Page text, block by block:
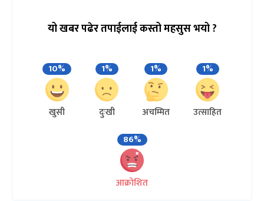
यो खबर पढेर तपाईलाई कस्तो महसुस भयो ?
10%
खुसी
1%
दुःखी
1%
अचम्मित
1%
उत्साहित
86%
आक्रोशित